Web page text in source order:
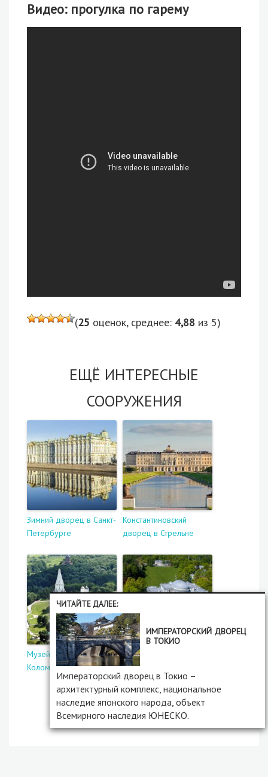
Видео: прогулка по гарему
(25 оценок, среднее: 4,88 из 5)
ЕЩЁ ИНТЕРЕСНЫЕ
СООРУЖЕНИЯ
Зимний дворец в Санкт-
Петербурге
Константиновский
дворец в Стрельне
Музей-заповедник
Коломенское
Елагин дворец в Санкт-
Петербурге
ЧИТАЙТЕ ДАЛЕЕ:
ИМПЕРАТОРСКИЙ ДВОРЕЦ
В ТОКИО
Императорский дворец в Токио –
архитектурный комплекс, национальное
наследие японского народа, объект
Всемирного наследия ЮНЕСКО.